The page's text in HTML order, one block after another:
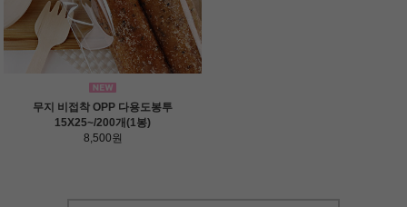
무지 비접착 OPP 다용도봉투
15X25~/200개(1봉)
8,500원